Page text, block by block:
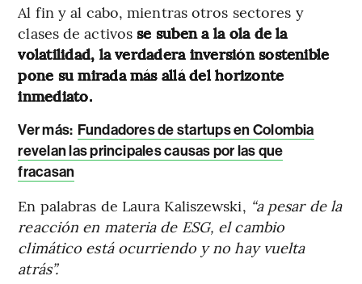
Al fin y al cabo, mientras otros sectores y
clases de activosse suben a la ola de la
volatilidad, la verdadera inversión sostenible
pone su mirada más allá del horizonte
inmediato.
Ver más: Fundadores de startups en Colombia
revelan las principales causas por las que
fracasan
En palabras de Laura Kaliszewski, “a pesar de la
reacción en materia de ESG, el cambio
climático está ocurriendo y no hay vuelta
atrás”.